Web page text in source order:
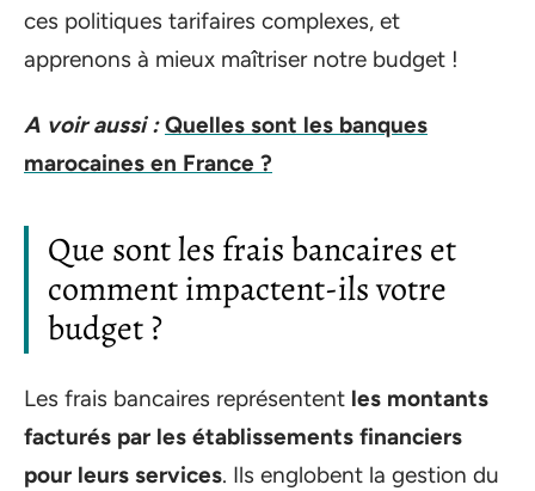
ces politiques tarifaires complexes, et
apprenons à mieux maîtriser notre budget !
A voir aussi : Quelles sont les banques
marocaines en France ?
Que sont les frais bancaires et
comment impactent-ils votre
budget ?
Les frais bancaires représentent les montants
facturés par les établissements financiers
pour leurs services. Ils englobent la gestion du